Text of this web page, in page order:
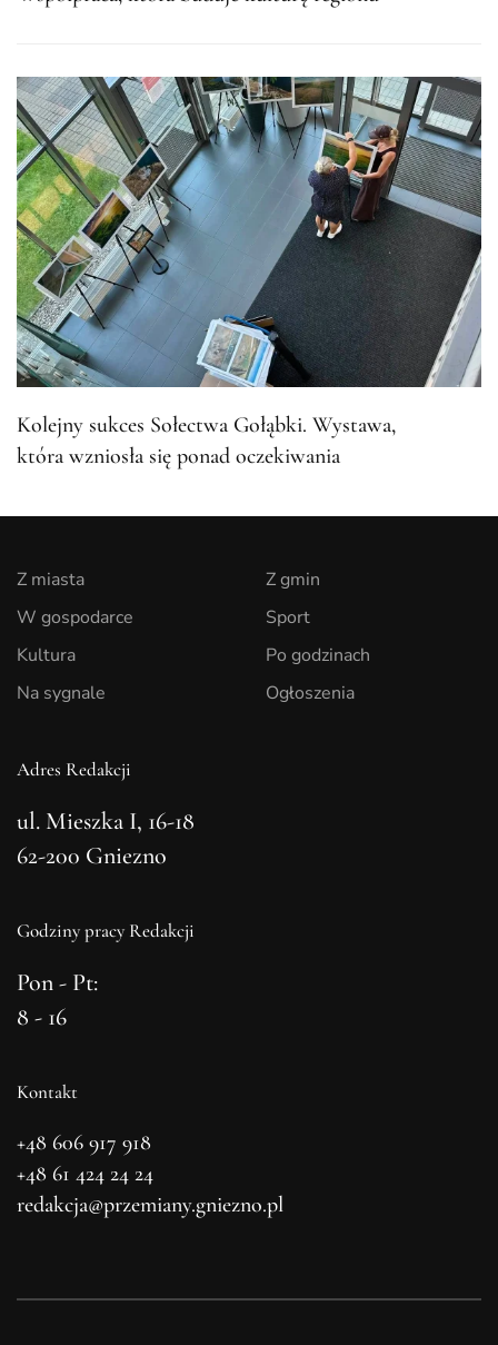
Kolejny sukces Sołectwa Gołąbki. Wystawa,
która wzniosła się ponad oczekiwania
Z miasta
W gospodarce
Kultura
Na sygnale
Z gmin
Sport
Po godzinach
Ogłoszenia
Adres Redakcji
ul. Mieszka I, 16-18
62-200 Gniezno
Godziny pracy Redakcji
Pon - Pt:
8 - 16
Kontakt
+48 606 917 918
+48 61 424 24 24
redakcja@przemiany.gniezno.pl